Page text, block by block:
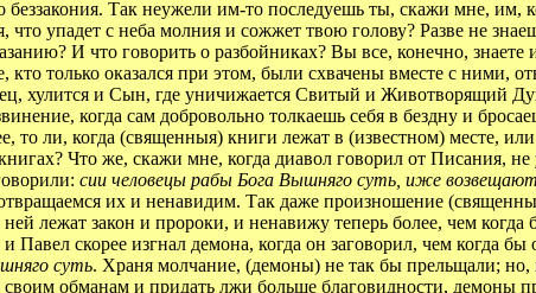
Так неужели им-то последуешь ты, скажи мне, им,
упадет с неба молния и сожжет твою голову? Разве не
И что говорить о разбойниках? Вы все, конечно, знаете
только оказался при этом, были схвачены вместе с ними,
хулится и Сын, где уничижается Свитый и Животворящий
когда сам добровольно толкаешь себя в бездну и
ли, когда (священныя) книги лежат в (известном) месте,
Что же, скажи мне, когда диавол говорил от Писания, не
сии человецы рабы Бога Вышняго суть, иже возвещают
их и ненавидим. Так даже произношение
лежат закон и пророки, и ненавижу теперь более, чем
скорее изгнал демона, когда он заговорил, чем когда бы
суть. Храня молчание, (демоны) не так бы прельщали; но,
обманам и придать лжи больше благовидности, демоны